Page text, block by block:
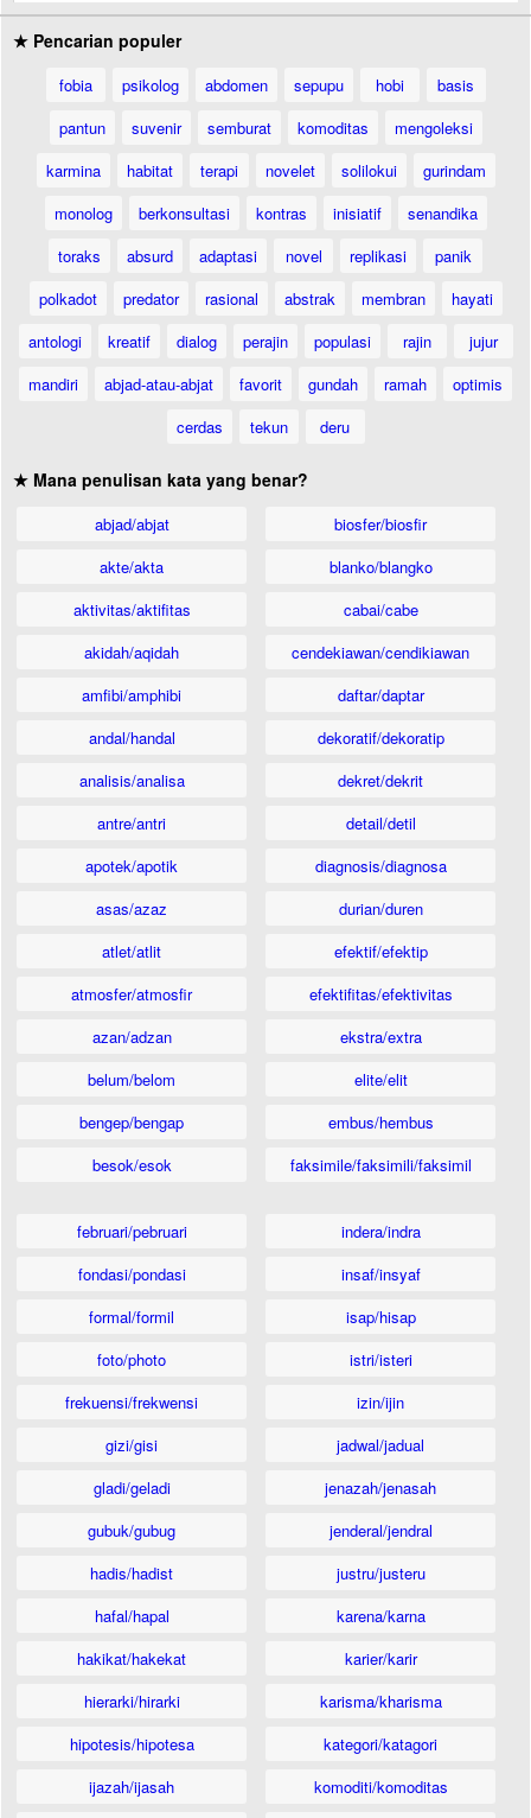
★ Pencarian populer
fobia psikolog abdomen sepupu hobi
basis
pantun
suvenir semburat komoditas
mengoleksi
karmina
habitat terapi novelet solilokui
gurindam
monolog
berkonsultasi kontras inisiatif
senandika
toraks
absurd adaptasi novel replikasi
panik
polkadot
predator rasional abstrak membran
hayati
antologi
kreatif dialog perajin populasi rajin
jujur
mandiri
abjad-atau-abjat favorit gundah ramah
optimis
cerdas
tekun deru
★ Mana penulisan kata yang benar?
abjad/abjat
akte/akta
aktivitas/aktifitas
akidah/aqidah
amfibi/amphibi
andal/handal
analisis/analisa
antre/antri
apotek/apotik
asas/azaz
atlet/atlit
atmosfer/atmosfir
azan/adzan
belum/belom
bengep/bengap
besok/esok
biosfer/biosfir
blanko/blangko
cabai/cabe
cendekiawan/cendikiawan
daftar/daptar
dekoratif/dekoratip
dekret/dekrit
detail/detil
diagnosis/diagnosa
durian/duren
efektif/efektip
efektifitas/efektivitas
ekstra/extra
elite/elit
embus/hembus
faksimile/faksimili/faksimil
februari/pebruari
fondasi/pondasi
formal/formil
foto/photo
frekuensi/frekwensi
gizi/gisi
gladi/geladi
gubuk/gubug
hadis/hadist
hafal/hapal
hakikat/hakekat
hierarki/hirarki
hipotesis/hipotesa
ijazah/ijasah
indera/indra
insaf/insyaf
isap/hisap
istri/isteri
izin/ijin
jadwal/jadual
jenazah/jenasah
jenderal/jendral
justru/justeru
karena/karna
karier/karir
karisma/kharisma
kategori/katagori
komoditi/komoditas